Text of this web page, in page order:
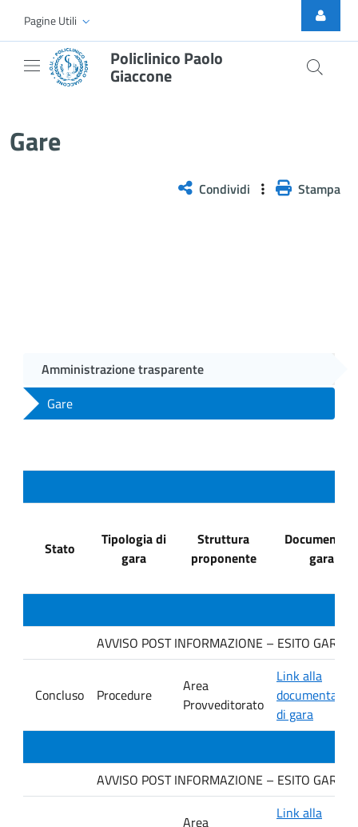
Skip to Main Content
Pagine Utili
Policlinico Paolo
Giaccone
Gare
Condividi Stampa
Amministrazione trasparente
Gare
Stato
Tipologia di
gara
Struttura
proponente
Documenti di
gara
AVVISO POST INFORMAZIONE – ESITO
Concluso Procedure
Area
Provveditorato
Link alla
di gara
AVVISO POST INFORMAZIONE – ESITO
Area
Link alla